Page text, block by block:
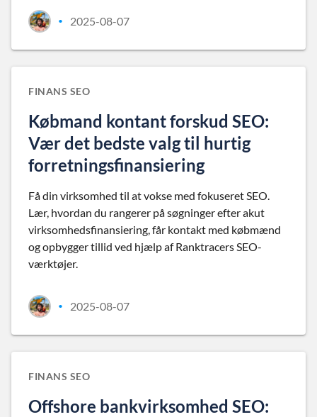
• 2025-08-07
FINANS SEO
Købmand kontant forskud SEO:
Vær det bedste valg til hurtig
forretningsfinansiering
Få din virksomhed til at vokse med fokuseret SEO.
Lær, hvordan du rangerer på søgninger efter akut
virksomhedsfinansiering, får kontakt med købmænd
og opbygger tillid ved hjælp af Ranktracers SEO-
værktøjer.
• 2025-08-07
FINANS SEO
Offshore bankvirksomhed SEO: